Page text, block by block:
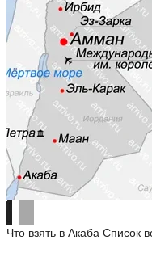
Что взять в Акаба Список